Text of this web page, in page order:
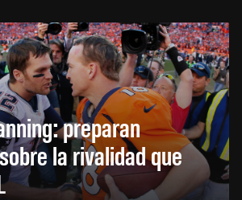
preparan
la rivalidad que